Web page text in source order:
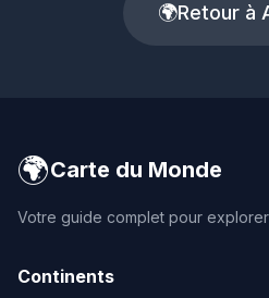
🌍Retour à
🌍Carte du Monde
Votre guide complet pour
Continents